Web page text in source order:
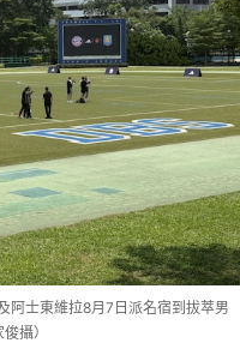
阿士東維拉8月7日派名宿到拔萃男
攝）